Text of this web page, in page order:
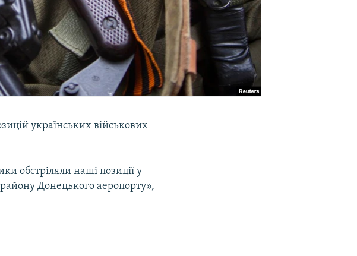
українських військових
обстріляли наші позиції у
Донецького аеропорту»,